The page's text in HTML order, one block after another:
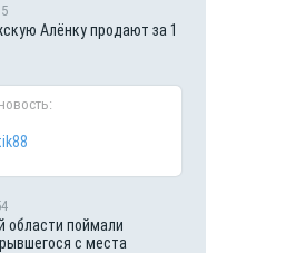
Алёнку продают за 1
области поймали
с места